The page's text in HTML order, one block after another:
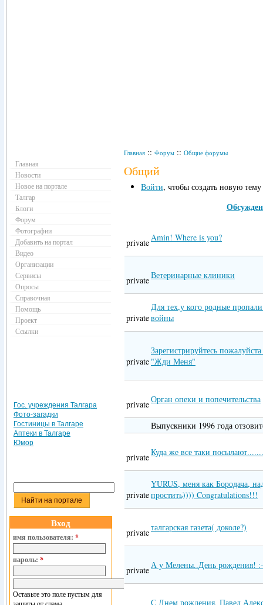
Главная :: Форум :: Общие форумы
Общий
Войти, чтобы создать новую
privateAmin! Where is you?
privateВетеринарные клиники
private
Для тех,у кого родные
войны
private
Зарегистрируйтесь
"Жди Меня"
privateОрган опеки и попечительства
Выпускники 1996 года
privateКуда же все таки
private
YURUS, меня как Бородача,
простить)))) Congratulations!!!
privateталгарская газета( доколе?)
privateА у Мелены..День рождения!
С Днем рождения, Павел
Главная
Новости
Новое на портале
Талгар
Блоги
Форум
Фотографии
Добавить на портал
Видео
Организации
Сервисы
Опросы
Справочная
Помощь
Проект
Ссылки
Гос. учреждения Талгара
Фото-загадки
Гостиницы в Талгаре
Аптеки в Талгаре
Юмор
Вход
имя пользователя: *
пароль: *
Оставьте это поле пустым для